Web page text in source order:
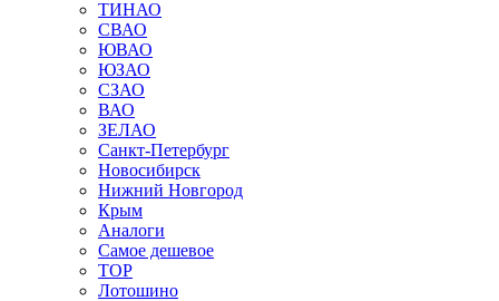
ТИНАО
СВАО
ЮВАО
ЮЗАО
СЗАО
ВАО
ЗЕЛАО
Санкт-Петербург
Новосибирск
Нижний Новгород
Крым
Аналоги
Самое дешевое
TOP
Лотошино